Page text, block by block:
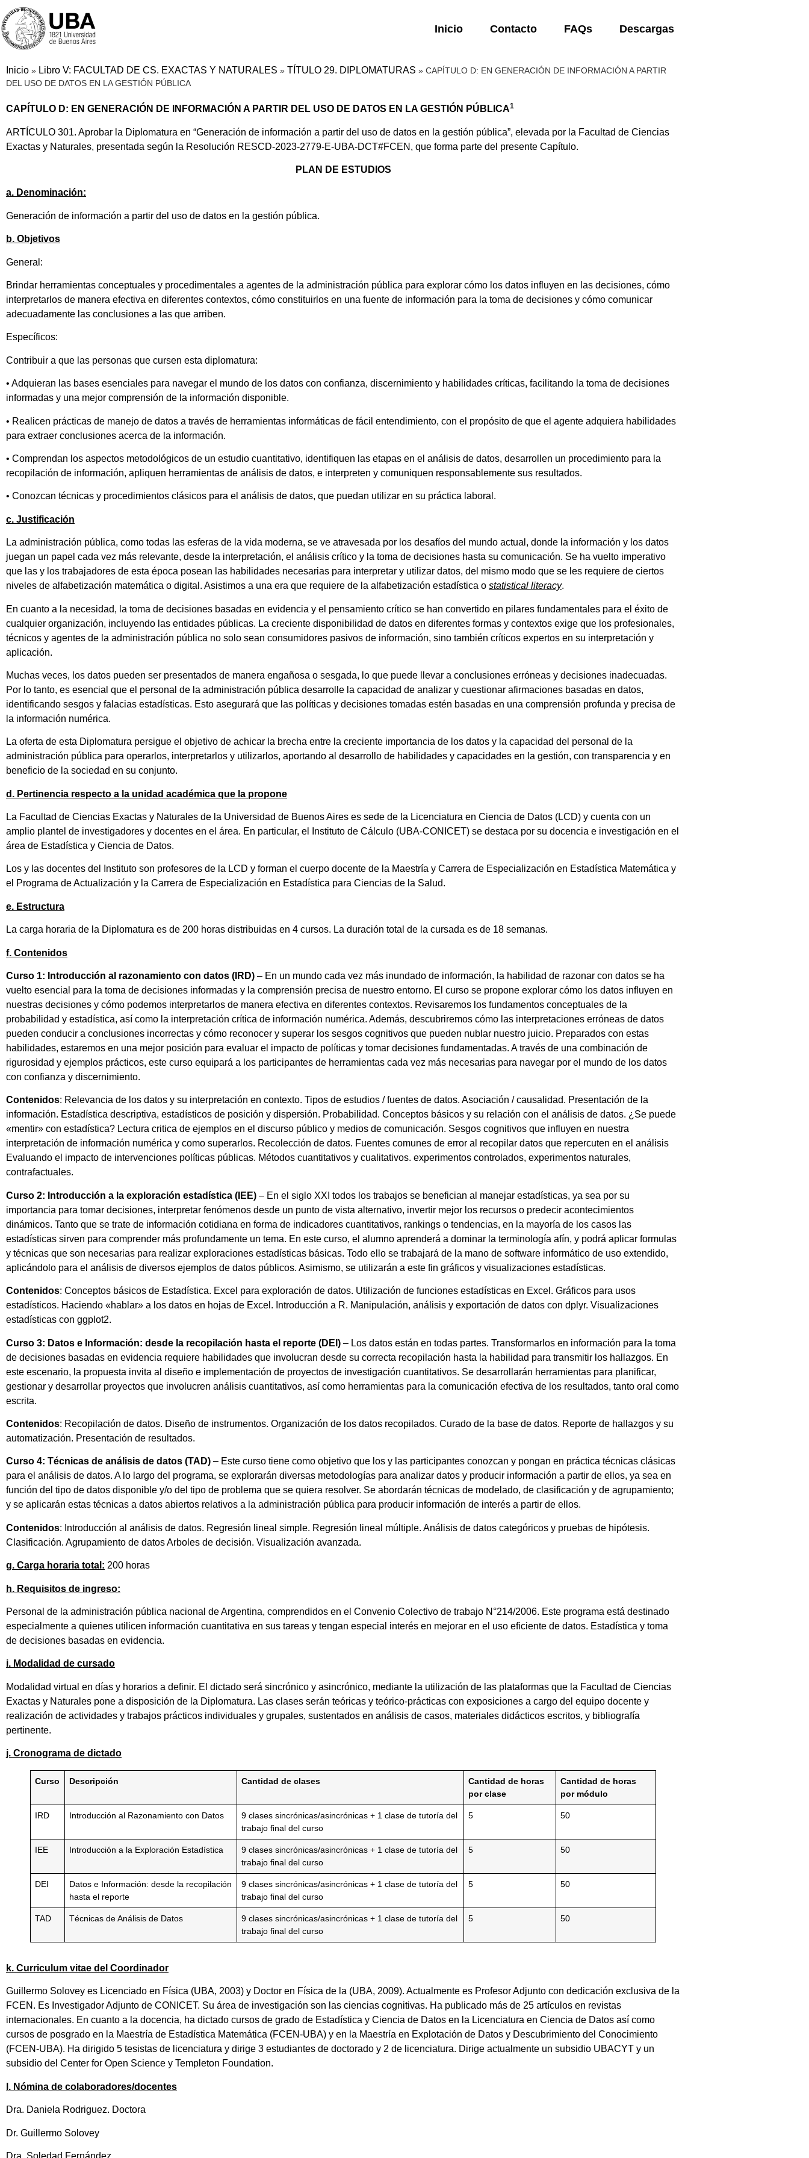
Inicio Contacto FAQs Descargas
Inicio » Libro V: FACULTAD DE CS. EXACTAS Y NATURALES » TÍTULO 29. DIPLOMATURAS » CAPÍTULO D: EN GENERACIÓN DE INFORMACIÓN A PARTIR
DEL USO DE DATOS EN LA GESTIÓN PÚBLICA
CAPÍTULO D: EN GENERACIÓN DE INFORMACIÓN A PARTIR DEL USO DE DATOS EN LA GESTIÓN PÚBLICA1
ARTÍCULO 301. Aprobar la Diplomatura en “Generación de información a partir del uso de datos en la gestión pública”, elevada por la Facultad de Ciencias
Exactas y Naturales, presentada según la Resolución RESCD-2023-2779-E-UBA-DCT#FCEN, que forma parte del presente Capítulo.
PLAN DE ESTUDIOS
a. Denominación:
Generación de información a partir del uso de datos en la gestión pública.
b. Objetivos
General:
Brindar herramientas conceptuales y procedimentales a agentes de la administración pública para explorar cómo los datos influyen en las decisiones, cómo
interpretarlos de manera efectiva en diferentes contextos, cómo constituirlos en una fuente de información para la toma de decisiones y cómo comunicar
adecuadamente las conclusiones a las que arriben.
Específicos:
Contribuir a que las personas que cursen esta diplomatura:
• Adquieran las bases esenciales para navegar el mundo de los datos con confianza, discernimiento y habilidades críticas, facilitando la toma de decisiones
informadas y una mejor comprensión de la información disponible.
• Realicen prácticas de manejo de datos a través de herramientas informáticas de fácil entendimiento, con el propósito de que el agente adquiera habilidades
para extraer conclusiones acerca de la información.
• Comprendan los aspectos metodológicos de un estudio cuantitativo, identifiquen las etapas en el análisis de datos, desarrollen un procedimiento para la
recopilación de información, apliquen herramientas de análisis de datos, e interpreten y comuniquen responsablemente sus resultados.
• Conozcan técnicas y procedimientos clásicos para el análisis de datos, que puedan utilizar en su práctica laboral.
c. Justificación
La administración pública, como todas las esferas de la vida moderna, se ve atravesada por los desafíos del mundo actual, donde la información y los datos
juegan un papel cada vez más relevante, desde la interpretación, el análisis crítico y la toma de decisiones hasta su comunicación. Se ha vuelto imperativo
que las y los trabajadores de esta época posean las habilidades necesarias para interpretar y utilizar datos, del mismo modo que se les requiere de ciertos
niveles de alfabetización matemática o digital. Asistimos a una era que requiere de la alfabetización estadística o statistical literacy.
En cuanto a la necesidad, la toma de decisiones basadas en evidencia y el pensamiento crítico se han convertido en pilares fundamentales para el éxito de
cualquier organización, incluyendo las entidades públicas. La creciente disponibilidad de datos en diferentes formas y contextos exige que los profesionales,
técnicos y agentes de la administración pública no solo sean consumidores pasivos de información, sino también críticos expertos en su interpretación y
aplicación.
Muchas veces, los datos pueden ser presentados de manera engañosa o sesgada, lo que puede llevar a conclusiones erróneas y decisiones inadecuadas.
Por lo tanto, es esencial que el personal de la administración pública desarrolle la capacidad de analizar y cuestionar afirmaciones basadas en datos,
identificando sesgos y falacias estadísticas. Esto asegurará que las políticas y decisiones tomadas estén basadas en una comprensión profunda y precisa de
la información numérica.
La oferta de esta Diplomatura persigue el objetivo de achicar la brecha entre la creciente importancia de los datos y la capacidad del personal de la
administración pública para operarlos, interpretarlos y utilizarlos, aportando al desarrollo de habilidades y capacidades en la gestión, con transparencia y en
beneficio de la sociedad en su conjunto.
d. Pertinencia respecto a la unidad académica que la propone
La Facultad de Ciencias Exactas y Naturales de la Universidad de Buenos Aires es sede de la Licenciatura en Ciencia de Datos (LCD) y cuenta con un
amplio plantel de investigadores y docentes en el área. En particular, el Instituto de Cálculo (UBA-CONICET) se destaca por su docencia e investigación en el
área de Estadística y Ciencia de Datos.
Los y las docentes del Instituto son profesores de la LCD y forman el cuerpo docente de la Maestría y Carrera de Especialización en Estadística Matemática y
el Programa de Actualización y la Carrera de Especialización en Estadística para Ciencias de la Salud.
e. Estructura
La carga horaria de la Diplomatura es de 200 horas distribuidas en 4 cursos. La duración total de la cursada es de 18 semanas.
f. Contenidos
Curso 1: Introducción al razonamiento con datos (IRD) – En un mundo cada vez más inundado de información, la habilidad de razonar con datos se ha
vuelto esencial para la toma de decisiones informadas y la comprensión precisa de nuestro entorno. El curso se propone explorar cómo los datos influyen en
nuestras decisiones y cómo podemos interpretarlos de manera efectiva en diferentes contextos. Revisaremos los fundamentos conceptuales de la
probabilidad y estadística, así como la interpretación crítica de información numérica. Además, descubriremos cómo las interpretaciones erróneas de datos
pueden conducir a conclusiones incorrectas y cómo reconocer y superar los sesgos cognitivos que pueden nublar nuestro juicio. Preparados con estas
habilidades, estaremos en una mejor posición para evaluar el impacto de políticas y tomar decisiones fundamentadas. A través de una combinación de
rigurosidad y ejemplos prácticos, este curso equipará a los participantes de herramientas cada vez más necesarias para navegar por el mundo de los datos
con confianza y discernimiento.
Contenidos: Relevancia de los datos y su interpretación en contexto. Tipos de estudios / fuentes de datos. Asociación / causalidad. Presentación de la
información. Estadística descriptiva, estadísticos de posición y dispersión. Probabilidad. Conceptos básicos y su relación con el análisis de datos. ¿Se puede
«mentir» con estadística? Lectura critica de ejemplos en el discurso público y medios de comunicación. Sesgos cognitivos que influyen en nuestra
interpretación de información numérica y como superarlos. Recolección de datos. Fuentes comunes de error al recopilar datos que repercuten en el análisis
Evaluando el impacto de intervenciones políticas públicas. Métodos cuantitativos y cualitativos. experimentos controlados, experimentos naturales,
contrafactuales.
Curso 2: Introducción a la exploración estadística (IEE) – En el siglo XXI todos los trabajos se benefician al manejar estadísticas, ya sea por su
importancia para tomar decisiones, interpretar fenómenos desde un punto de vista alternativo, invertir mejor los recursos o predecir acontecimientos
dinámicos. Tanto que se trate de información cotidiana en forma de indicadores cuantitativos, rankings o tendencias, en la mayoría de los casos las
estadísticas sirven para comprender más profundamente un tema. En este curso, el alumno aprenderá a dominar la terminología afín, y podrá aplicar formulas
y técnicas que son necesarias para realizar exploraciones estadísticas básicas. Todo ello se trabajará de la mano de software informático de uso extendido,
aplicándolo para el análisis de diversos ejemplos de datos públicos. Asimismo, se utilizarán a este fin gráficos y visualizaciones estadísticas.
Contenidos: Conceptos básicos de Estadística. Excel para exploración de datos. Utilización de funciones estadísticas en Excel. Gráficos para usos
estadísticos. Haciendo «hablar» a los datos en hojas de Excel. Introducción a R. Manipulación, análisis y exportación de datos con dplyr. Visualizaciones
estadísticas con ggplot2.
Curso 3: Datos e Información: desde la recopilación hasta el reporte (DEI) – Los datos están en todas partes. Transformarlos en información para la toma
de decisiones basadas en evidencia requiere habilidades que involucran desde su correcta recopilación hasta la habilidad para transmitir los hallazgos. En
este escenario, la propuesta invita al diseño e implementación de proyectos de investigación cuantitativos. Se desarrollarán herramientas para planificar,
gestionar y desarrollar proyectos que involucren análisis cuantitativos, así como herramientas para la comunicación efectiva de los resultados, tanto oral como
escrita.
Contenidos: Recopilación de datos. Diseño de instrumentos. Organización de los datos recopilados. Curado de la base de datos. Reporte de hallazgos y su
automatización. Presentación de resultados.
Curso 4: Técnicas de análisis de datos (TAD) – Este curso tiene como objetivo que los y las participantes conozcan y pongan en práctica técnicas clásicas
para el análisis de datos. A lo largo del programa, se explorarán diversas metodologías para analizar datos y producir información a partir de ellos, ya sea en
función del tipo de datos disponible y/o del tipo de problema que se quiera resolver. Se abordarán técnicas de modelado, de clasificación y de agrupamiento;
y se aplicarán estas técnicas a datos abiertos relativos a la administración pública para producir información de interés a partir de ellos.
Contenidos: Introducción al análisis de datos. Regresión lineal simple. Regresión lineal múltiple. Análisis de datos categóricos y pruebas de hipótesis.
Clasificación. Agrupamiento de datos Arboles de decisión. Visualización avanzada.
g. Carga horaria total: 200 horas
h. Requisitos de ingreso:
Personal de la administración pública nacional de Argentina, comprendidos en el Convenio Colectivo de trabajo N°214/2006. Este programa está destinado
especialmente a quienes utilicen información cuantitativa en sus tareas y tengan especial interés en mejorar en el uso eficiente de datos. Estadística y toma
de decisiones basadas en evidencia.
i. Modalidad de cursado
Modalidad virtual en días y horarios a definir. El dictado será sincrónico y asincrónico, mediante la utilización de las plataformas que la Facultad de Ciencias
Exactas y Naturales pone a disposición de la Diplomatura. Las clases serán teóricas y teórico-prácticas con exposiciones a cargo del equipo docente y
realización de actividades y trabajos prácticos individuales y grupales, sustentados en análisis de casos, materiales didácticos escritos, y bibliografía
pertinente.
j. Cronograma de dictado
Curso Descripción Cantidad de clases
Cantidad de horas
por clase
Cantidad de horas
por módulo
IRD Introducción al Razonamiento con Datos
9 clases sincrónicas/asincrónicas + 1 clase de tutoría del
trabajo final del curso
5 50
IEE Introducción a la Exploración Estadística
9 clases sincrónicas/asincrónicas + 1 clase de tutoría del
trabajo final del curso
5 50
DEI
Datos e Información: desde la recopilación
hasta el reporte
9 clases sincrónicas/asincrónicas + 1 clase de tutoría del
trabajo final del curso
5 50
TAD Técnicas de Análisis de Datos
9 clases sincrónicas/asincrónicas + 1 clase de tutoría del
trabajo final del curso
5 50
k. Curriculum vitae del Coordinador
Guillermo Solovey es Licenciado en Física (UBA, 2003) y Doctor en Física de la (UBA, 2009). Actualmente es Profesor Adjunto con dedicación exclusiva de la
FCEN. Es Investigador Adjunto de CONICET. Su área de investigación son las ciencias cognitivas. Ha publicado más de 25 artículos en revistas
internacionales. En cuanto a la docencia, ha dictado cursos de grado de Estadística y Ciencia de Datos en la Licenciatura en Ciencia de Datos así como
cursos de posgrado en la Maestría de Estadística Matemática (FCEN-UBA) y en la Maestría en Explotación de Datos y Descubrimiento del Conocimiento
(FCEN-UBA). Ha dirigido 5 tesistas de licenciatura y dirige 3 estudiantes de doctorado y 2 de licenciatura. Dirige actualmente un subsidio UBACYT y un
subsidio del Center for Open Science y Templeton Foundation.
l. Nómina de colaboradores/docentes
Dra. Daniela Rodriguez. Doctora
Dr. Guillermo Solovey
Dra. Soledad Fernández